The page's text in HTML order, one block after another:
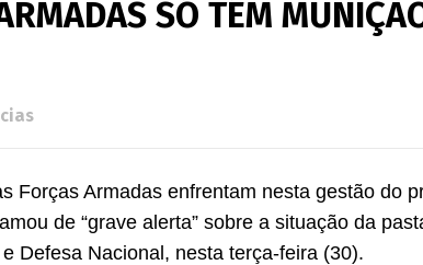
SÓ TÊM
Forças Armadas enfrentam nesta gestão do
de “grave alerta” sobre a situação da
Defesa Nacional, nesta terça-feira (30).